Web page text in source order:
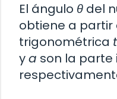
El ángulo θ del
obtiene a partir
trigonométrica
ya son la parte